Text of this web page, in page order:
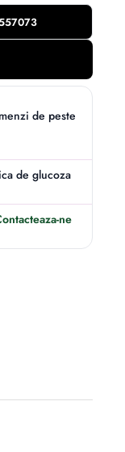
de peste
de glucoza
ne